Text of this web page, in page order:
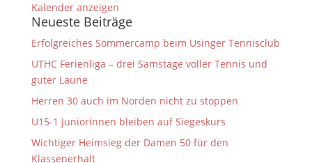
Kalender anzeigen
Neueste Beiträge
Erfolgreiches Sommercamp beim Usinger Tennisclub
UTHC Ferienliga – drei Samstage voller Tennis und
guter Laune
Herren 30 auch im Norden nicht zu stoppen
U15-1 Juniorinnen bleiben auf Siegeskurs
Wichtiger Heimsieg der Damen 50 für den
Klassenerhalt